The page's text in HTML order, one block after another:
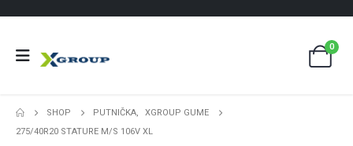
0
SHOP PUTNIČKA,
XGROUP GUME
275/40R20 STATURE M/S 106V XL